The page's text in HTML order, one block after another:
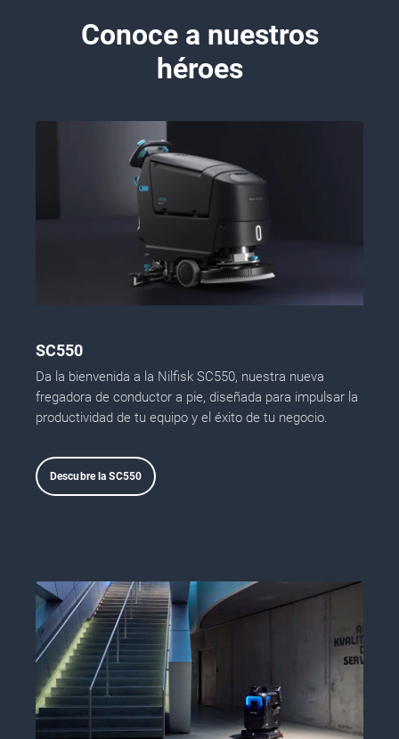
Conoce a nuestros
héroes
SC550
Da la bienvenida a la Nilfisk SC550, nuestra nueva
fregadora de conductor a pie, diseñada para impulsar la
productividad de tu equipo y el éxito de tu negocio.
Descubre la SC550